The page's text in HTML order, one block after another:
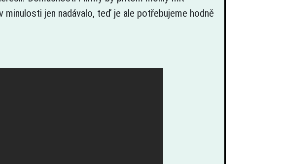
minulosti jen nadávalo, teď je ale potřebujeme hodně